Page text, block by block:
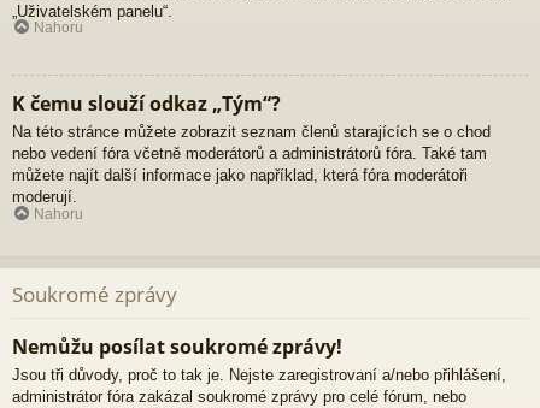
„Uživatelském panelu“.
Nahoru
K čemu slouží odkaz „Tým“?
Na této stránce můžete zobrazit seznam členů starajících se o chod
nebo vedení fóra včetně moderátorů a administrátorů fóra. Také tam
můžete najít další informace jako například, která fóra moderátoři
moderují.
Nahoru
Soukromé zprávy
Nemůžu posílat soukromé zprávy!
Jsou tři důvody, proč to tak je. Nejste zaregistrovaní a/nebo přihlášení,
administrátor fóra zakázal soukromé zprávy pro celé fórum, nebo